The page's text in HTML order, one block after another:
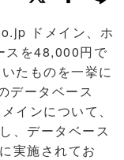
ドメイン、ホ
スを48,000円で
たものを一挙に
データベース
インについて、
、データベース
実施されてお